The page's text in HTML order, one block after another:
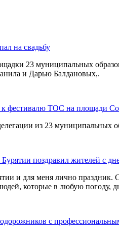
на свадьбу
23 муниципальных
и Дарью Балдановых,.
к фестивалю ТОС на площади
из 23 муниципальных
поздравил жителей с
и для меня лично
которые в любую погоду,
с